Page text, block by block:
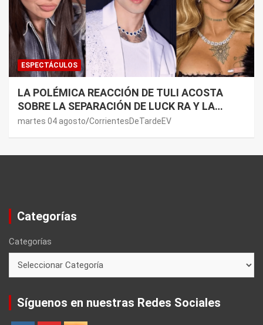
ESPECTÁCULOS
LA POLÉMICA REACCIÓN DE TULI ACOSTA
SOBRE LA SEPARACIÓN DE LUCK RA Y LA
JOAQUI: “¿MI VERDAD?”
martes 04 agosto CorrientesDeTardeEV
Categorías
Categorías
Síguenos en nuestras Redes Sociales